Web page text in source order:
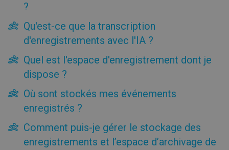
Calendrier
Fichiers
Salle d’attente
Planification d’événement
Automatisation
Invitations
Intégration
Page de profil
Inscription
?
Qu'est-ce que la transcription
d'enregistrements avec l'IA ?
Quel est l'espace d'enregistrement dont je
dispose ?
Où sont stockés mes événements
enregistrés ?
Comment puis-je gérer le stockage des
enregistrements et l’espace d’archivage de